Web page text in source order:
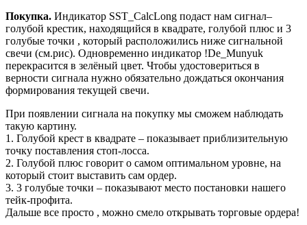
Покупка. Индикатор SST_CalcLong подаст нам сигнал–
голубой крестик, находящийся в квадрате, голубой плюс и 3
голубые точки , который расположились ниже сигнальной
свечи (см.рис). Одновременно индикатор !De_Munyuk
перекрасится в зелёный цвет. Чтобы удостовериться в
верности сигнала нужно обязательно дождаться окончания
формирования текущей свечи.
При появлении сигнала на покупку мы сможем наблюдать
такую картину.
1. Голубой крест в квадрате – показывает приблизительную
точку поставления стоп-лосса.
2. Голубой плюс говорит о самом оптимальном уровне, на
который стоит выставить сам ордер.
3. 3 голубые точки – показывают место постановки нашего
тейк-профита.
Дальше все просто , можно смело открывать торговые ордера!